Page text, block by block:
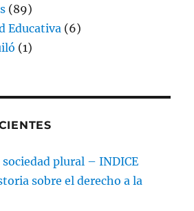
(89)
Educativa (6)
(1)
sociedad plural – INDICE
sobre el derecho a la